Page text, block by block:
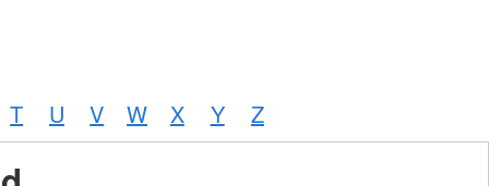
T U V W X Y Z